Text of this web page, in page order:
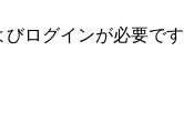
ログインが必要です